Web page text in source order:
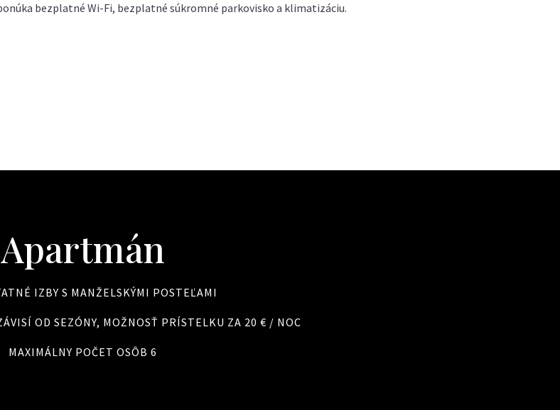
bezplatné Wi-Fi, bezplatné súkromné parkovisko a klimatizáciu.
Apartmán
IZBY S MANŽELSKÝMI POSTEĽAMI
OD SEZÓNY, MOŽNOSŤ PRÍSTELKU ZA 20 € / NOC
MAXIMÁLNY POČET OSÔB 6